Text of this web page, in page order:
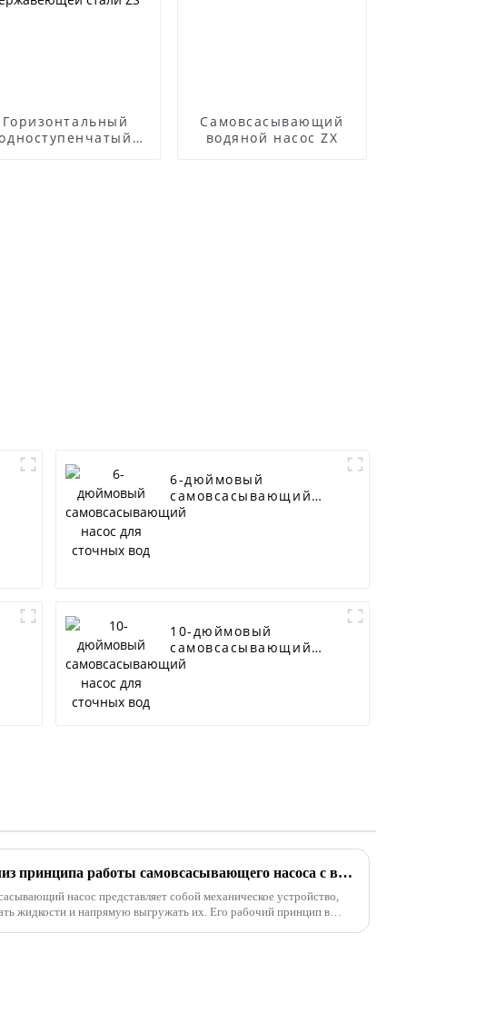
Горизонтальный
Самовсасывающий
водяной насос ZX
6-дюймовый
самовсасывающий
насос для сточных
10-дюймовый
самовсасывающий
насос для сточных
Глубокий анализ принципа работы самовсасывающего насоса с вакуумным усилителем
насос представляет собой механическое устройство,
жидкости и напрямую выгружать их. Его рабочий принцип в